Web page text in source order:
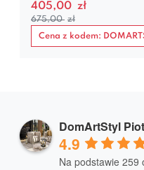
405,00 zł
675,00 zł
Cena z kodem:
DomArtStyl
4.9
Na podstawie 259